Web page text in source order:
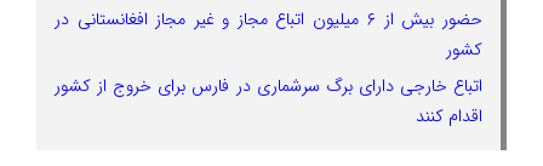
حضور بیش از ۶ میلیون اتباع مجاز و غیر مجاز افغانستانی در
کشور
اتباع خارجی دارای برگ سرشماری در فارس برای خروج از کشور
اقدام کنند